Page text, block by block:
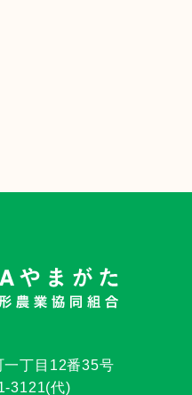
一丁目12番35号
3121(代)